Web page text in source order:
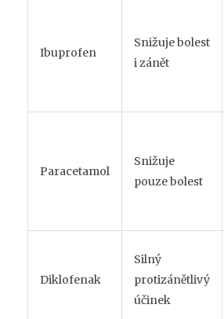
Ibuprofen
Snižuje bolest
i zánět
Paracetamol
Snižuje
pouze bolest
Diklofenak
Silný
protizánětlivý
účinek